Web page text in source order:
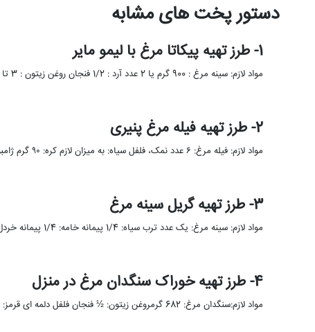
دستور پخت های مشابه
1- طرز تهیه پیکاتا مرغ با لیمو مایر
مواد لازم: سینه مرغ : 900 گرم یا 2 عدد آرد : 1/2 فنجان روغن زیتون : 3 تا 4 …
2- طرز تهیه فیله مرغ پنیری
مواد لازم: فیله مرغ: ۶ عدد نمک، فلفل سیاه: به میزان لازم کره: ۹۰ گرم ژامبون گوشت دودی: ۷ ورق …
3- طرز تهیه گریل سینه مرغ
مواد لازم: سینه مرغ: یک عدد ترب سیاه: 1/4 پیمانه خامه: 1/4 پیمانه خردل: 2 قاشق غذاخوری ترخون: چند شاخه …
4- طرز تهیه خوراک سنگدان مرغ در منزل
مواد لازم:سنگدان مرغ: 682 گرمروغن زیتون: ½ فنجان فلفل دلمه ای قرمز: 1 عددپیاز: 1 فنجانآویشن: 1/2 قاشق چایخوریفلفل سیاه: …